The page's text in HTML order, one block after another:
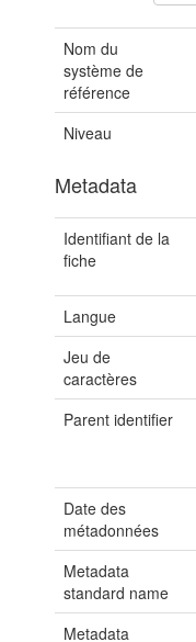
Nom du
système de
référence
Niveau
Metadata
Identifiant de la
fiche
Langue
Jeu de
caractères
Parent identifier
Date des
métadonnées
Metadata
standard name
Metadata